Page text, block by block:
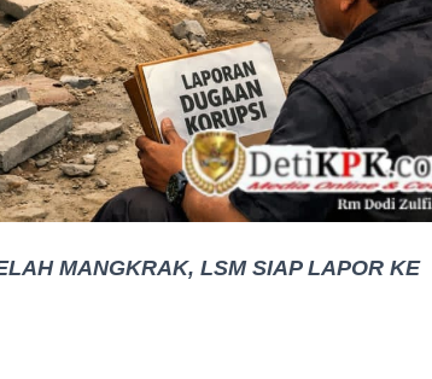
MANGKRAK, LSM SIAP LAPOR KE